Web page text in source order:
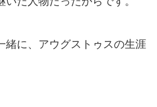
緒に、アウグストゥスの生涯